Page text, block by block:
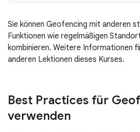
Sie können Geofencing mit anderen
Funktionen wie regelmäßigen
kombinieren. Weitere Informationen
anderen Lektionen dieses Kurses.
Best Practices für
verwenden